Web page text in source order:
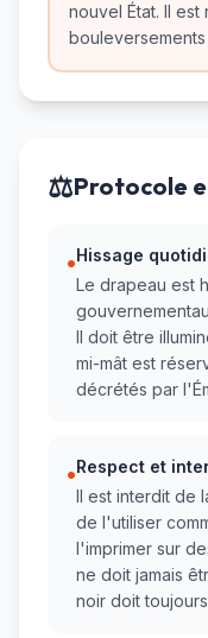
nouvel État. Il
⚖️Protocole
•Hissage
Le drapeau est
Il doit être
mi-mât est
décrétés par
•Respect et
Il est interdit de
de l'utiliser
l'imprimer sur
ne doit jamais
noir doit